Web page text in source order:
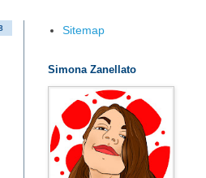
Sitemap
Simona Zanellato